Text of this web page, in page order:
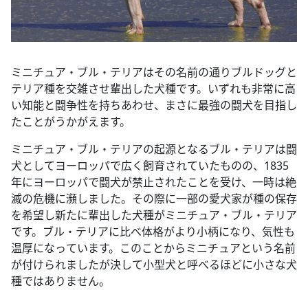
ミニチュア・ブル・テリアはその名前の通りブルドッグと
テリア種を交雑させ輩出した犬種です。いずれも非常に高
い知能と闘争性を持ちあわせ、まさに最強の闘犬を目指し
たことがうかがえます。
ミニチュア・ブル・テリアの起源となるブル・テリアは闘
犬としてヨーロッパで広く飼育されていたものの、1835
年にヨーロッパで闘犬が禁止されたことを受け、一時は絶
滅の危機に瀕しました。その際に一部の愛犬家が種の保存
を希望し新たに輩出した犬種がミニチュア・ブル・テリア
です。ブル・テリアに比べ体格がより小柄になり、気性も
温厚になっています。このことからミニチュアという名前
が付けられましたが決して小型犬と呼べるほどに小さな犬
種ではありません。